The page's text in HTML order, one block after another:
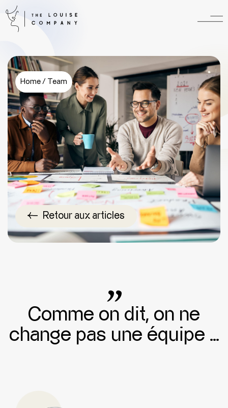
Home / Team
Retour aux articles
"
Comme on dit, on ne
change pas une équipe …